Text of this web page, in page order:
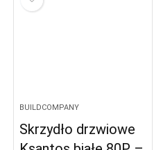
BUILDCOMPANY
Skrzydło drzwiowe